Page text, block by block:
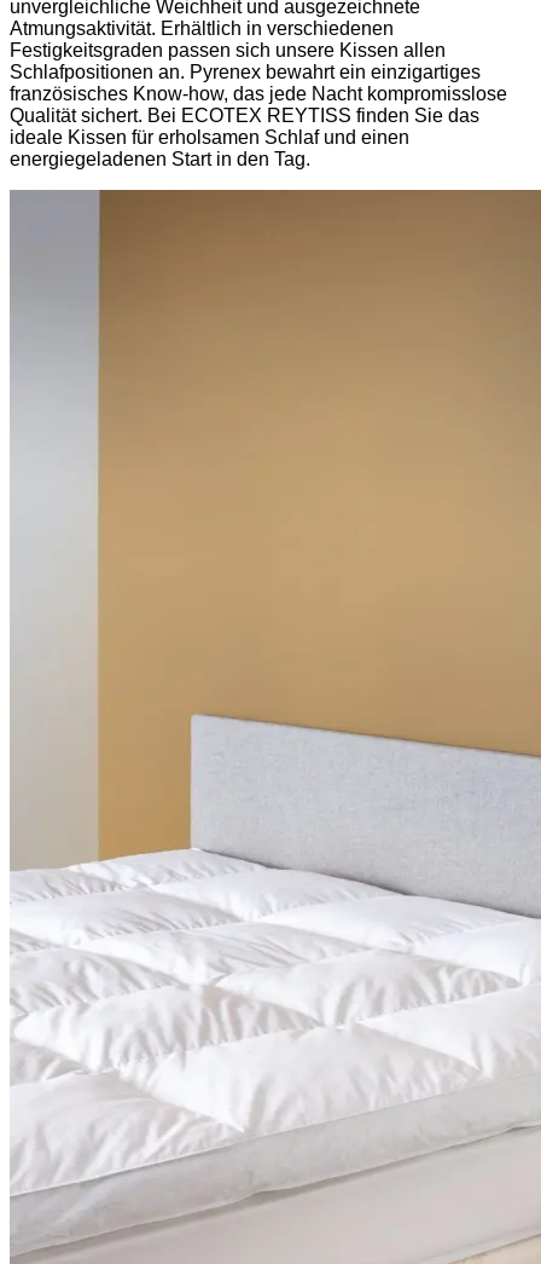
unvergleichliche Weichheit und ausgezeichnete
Atmungsaktivität. Erhältlich in verschiedenen
Festigkeitsgraden passen sich unsere Kissen allen
Schlafpositionen an. Pyrenex bewahrt ein einzigartiges
französisches Know-how, das jede Nacht kompromisslose
Qualität sichert. Bei ECOTEX REYTISS finden Sie das
ideale Kissen für erholsamen Schlaf und einen
energiegeladenen Start in den Tag.